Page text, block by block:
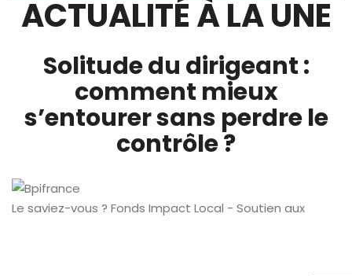
ACTUALITÉ À LA UNE
Solitude du dirigeant :
comment mieux
s’entourer sans perdre le
contrôle ?
Le saviez-vous ? Fonds Impact Local - Soutien aux